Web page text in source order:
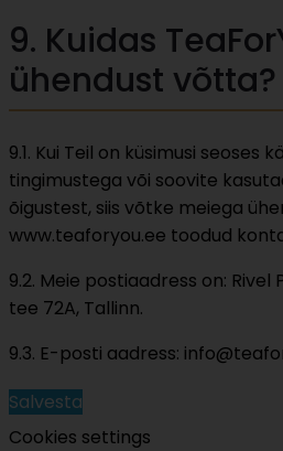
9. Kuidas
ühendust võtta?
9.1. Kui Teil on küsimusi seoses
tingimustega või soovite
õigustest, siis võtke meiega
www.teaforyou.ee toodud
9.2. Meie postiaadress on: Rivel
tee 72A, Tallinn.
9.3. E-posti aadress:
Salvesta
Cookies settings